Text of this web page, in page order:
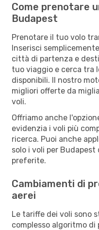
Come prenotare
Budapest
Prenotare il tuo volo
Inserisci
città di partenza e
tuo viaggio e cerca tra
disponibili. Il nostro
migliori offerte da
voli.
Offriamo anche
evidenzia i voli più
ricerca. Puoi anche
solo i voli per
preferite.
Cambiamenti di
aerei
Le tariffe dei voli sono
complesso algoritmo di